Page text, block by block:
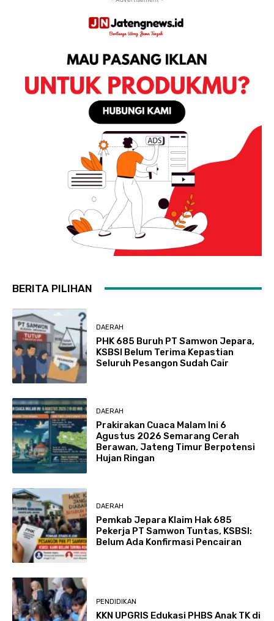
BERITA PILIHAN
DAERAH
PHK 685 Buruh PT Samwon Jepara,
KSBSI Belum Terima Kepastian
Seluruh Pesangon Sudah Cair
DAERAH
Prakirakan Cuaca Malam Ini 6
Agustus 2026 Semarang Cerah
Berawan, Jateng Timur Berpotensi
Hujan Ringan
DAERAH
Pemkab Jepara Klaim Hak 685
Pekerja PT Samwon Tuntas, KSBSI:
Belum Ada Konfirmasi Pencairan
PENDIDIKAN
KKN UPGRIS Edukasi PHBS Anak TK di